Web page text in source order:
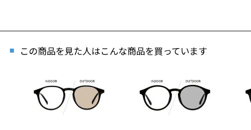
この商品を見た人はこんな商品を買っています